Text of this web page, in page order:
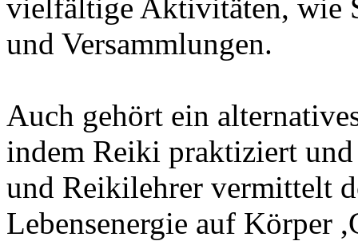
vielfältige Aktivitäten, wie
und Versammlungen.
Auch gehört ein
indem Reiki praktiziert
und Reikilehrer vermittelt
Lebensenergie auf Körper